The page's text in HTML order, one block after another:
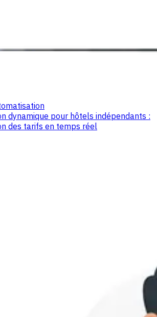
dynamique pour hôtels indépendants :
des tarifs en temps réel